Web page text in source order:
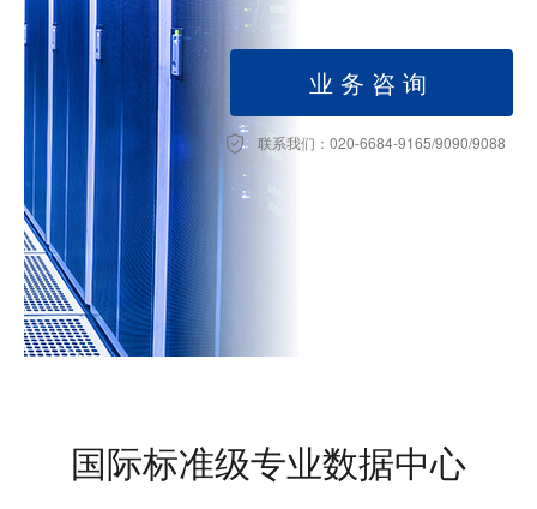
SSL证书
云主机
客服中心
企业文化
业务咨询
联系我们：020-6684-9165/9090/9088
国际标准级专业数据中心